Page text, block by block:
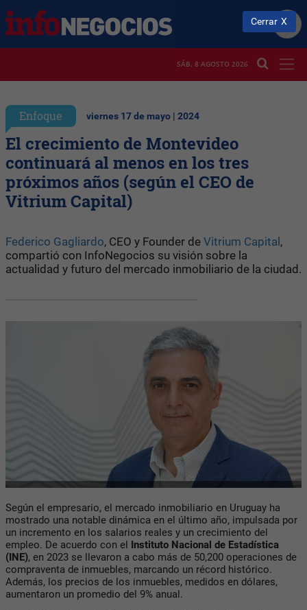
SÁB. 8 AGOSTO 2026
Enfoque viernes 17 de mayo | 2024
El crecimiento de Montevideo
continuará al menos en los tres
próximos años (según el CEO de
Vitrium Capital)
Federico Gagliardo, CEO y Founder de Vitrium Capital,
compartió con InfoNegocios su visión sobre la
actualidad y futuro del mercado inmobiliario de la ciudad.
Según el empresario, el mercado inmobiliario en Uruguay ha
mostrado una notable dinámica en el último año, impulsada por
un incremento en los salarios reales y un crecimiento del
empleo. De acuerdo con el Instituto Nacional de Estadística
(INE), en 2023 se llevaron a cabo más de 50,200 operaciones de
compraventa de inmuebles, marcando un récord histórico.
Además, los precios de los inmuebles, medidos en dólares,
aumentaron un promedio del 9% anual.
Cerrar